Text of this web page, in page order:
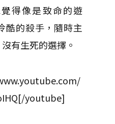
得像是致命的遊
酷的殺手，隨時主
有生死的選擇。
youtube]